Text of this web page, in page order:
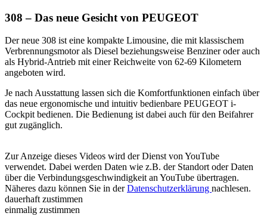
308 – Das neue Gesicht von PEUGEOT
Der neue 308 ist eine kompakte Limousine, die mit klassischem
Verbrennungsmotor als Diesel beziehungsweise Benziner oder auch
als Hybrid-Antrieb mit einer Reichweite von 62-69 Kilometern
angeboten wird.
Je nach Ausstattung lassen sich die Komfortfunktionen einfach über
das neue ergonomische und intuitiv bedienbare PEUGEOT i-
Cockpit bedienen. Die Bedienung ist dabei auch für den Beifahrer
gut zugänglich.
Zur Anzeige dieses Videos wird der Dienst von YouTube
verwendet. Dabei werden Daten wie z.B. der Standort oder Daten
über die Verbindungsgeschwindigkeit an YouTube übertragen.
Näheres dazu können Sie in derDatenschutzerklärung nachlesen.
dauerhaft zustimmen
einmalig zustimmen